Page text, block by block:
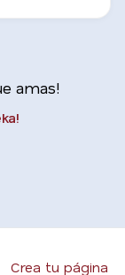
amas!
Crea tu página